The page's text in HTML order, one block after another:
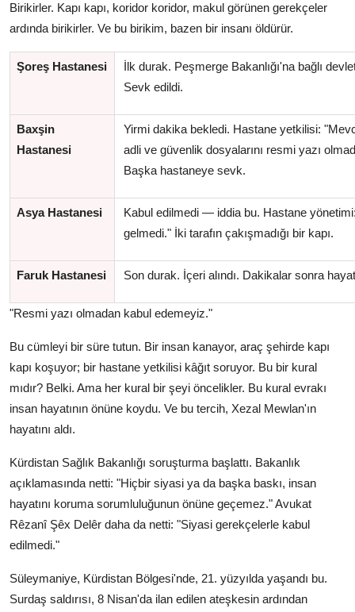
Birikirler. Kapı kapı, koridor koridor, makul görünen gerekçeler
ardında birikirler. Ve bu birikim, bazen bir insanı öldürür.
Şoreş Hastanesi
İlk durak. Peşmerge Bakanlığı'na bağlı
Sevk edildi.
Baxşin
Hastanesi
Yirmi dakika bekledi. Hastane yetkilisi:
adli ve güvenlik dosyalarını resmi yazı
Başka hastaneye sevk.
Asya Hastanesi
Kabul edilmedi — iddia bu. Hastane
gelmedi." İki tarafın çakışmadığı bir kapı.
Faruk Hastanesi Son durak. İçeri alındı. Dakikalar sonra
"Resmi yazı olmadan kabul edemeyiz."
Bu cümleyi bir süre tutun. Bir insan kanayor, araç şehirde kapı
kapı koşuyor; bir hastane yetkilisi kâğıt soruyor. Bu bir kural
mıdır? Belki. Ama her kural bir şeyi öncelikler. Bu kural evrakı
insan hayatının önüne koydu. Ve bu tercih, Xezal Mewlan'ın
hayatını aldı.
Kürdistan Sağlık Bakanlığı soruşturma başlattı. Bakanlık
açıklamasında netti: "Hiçbir siyasi ya da başka baskı, insan
hayatını koruma sorumluluğunun önüne geçemez." Avukat
Rêzanî Şêx Delêr daha da netti: "Siyasi gerekçelerle kabul
edilmedi."
Süleymaniye, Kürdistan Bölgesi'nde, 21. yüzyılda yaşandı bu.
Surdaş saldırısı, 8 Nisan'da ilan edilen ateşkesin ardından